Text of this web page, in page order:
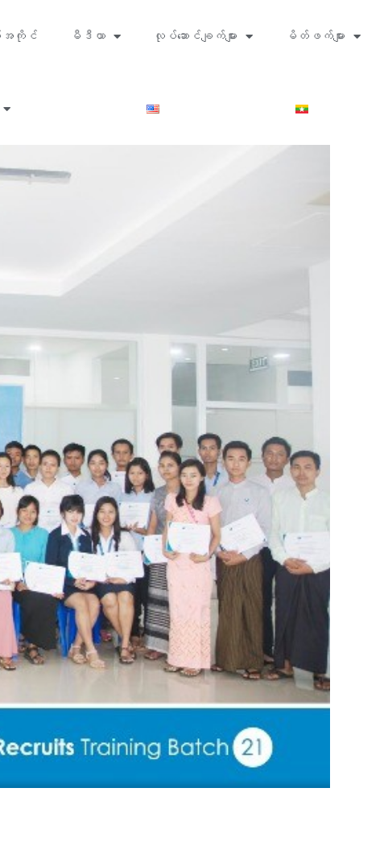
အကိုင် မီဒီယာ လုပ်ဆောင်ချက်များ မိတ်ဖက်များ